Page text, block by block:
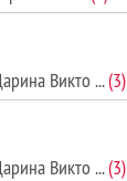
Викто ...(3)
Викто ...(3)